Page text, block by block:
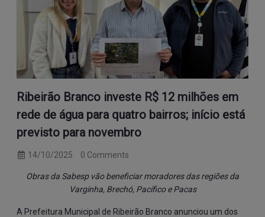
Ribeirão Branco investe R$ 12 milhões em
rede de água para quatro bairros; início está
previsto para novembro
14/10/2025 0 Comments
Obras da Sabesp vão beneficiar moradores das regiões da
Varginha, Brechó, Pacífico e Pacas
A Prefeitura Municipal de Ribeirão Branco anunciou um dos